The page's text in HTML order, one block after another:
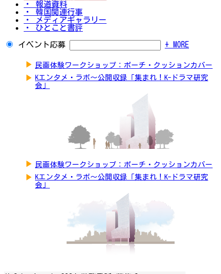
・ 報道資料
・ 韓国関連行事
・ メディアギャラリー
・ ひとこと書評
イベント応募 + MORE
▶ 民画体験ワークショップ：ポーチ・クッションカバー
▶ Kエンタメ・ラボ～公開収録「集まれ！K-ドラマ研究
会」
▶ 民画体験ワークショップ：ポーチ・クッションカバー
▶ Kエンタメ・ラボ～公開収録「集まれ！K-ドラマ研究
会」